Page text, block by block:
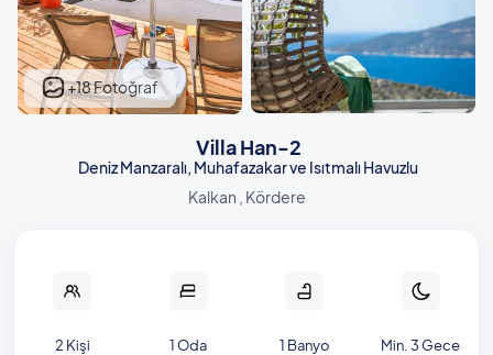
Villa Han-2
Deniz Manzaralı, Muhafazakar ve Isıtmalı Havuzlu
Kalkan , Kördere
+18 Fotoğraf
2 Kişi 1 Oda 1 Banyo Min. 3 Gece